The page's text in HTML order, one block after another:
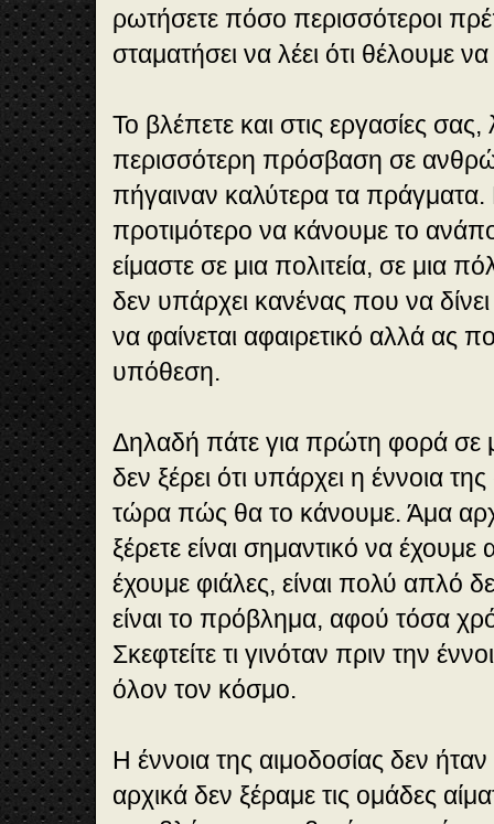
ρωτήσετε πόσο περισσότεροι
σταματήσει να λέει ότι θέλουμε
Το βλέπετε και στις εργασίες
περισσότερη πρόσβαση σε
πήγαιναν καλύτερα τα πράγματα.
προτιμότερο να κάνουμε το
είμαστε σε μια πολιτεία, σε μια
δεν υπάρχει κανένας που να
να φαίνεται αφαιρετικό αλλά ας
υπόθεση.
Δηλαδή πάτε για πρώτη φορά σε
δεν ξέρει ότι υπάρχει η έννοια
τώρα πώς θα το κάνουμε. Άμα
ξέρετε είναι σημαντικό να έχουμε
έχουμε φιάλες, είναι πολύ απλό
είναι το πρόβλημα, αφού τόσα
Σκεφτείτε τι γινόταν πριν την
όλον τον κόσμο.
Η έννοια της αιμοδοσίας δεν ήταν
αρχικά δεν ξέραμε τις ομάδες